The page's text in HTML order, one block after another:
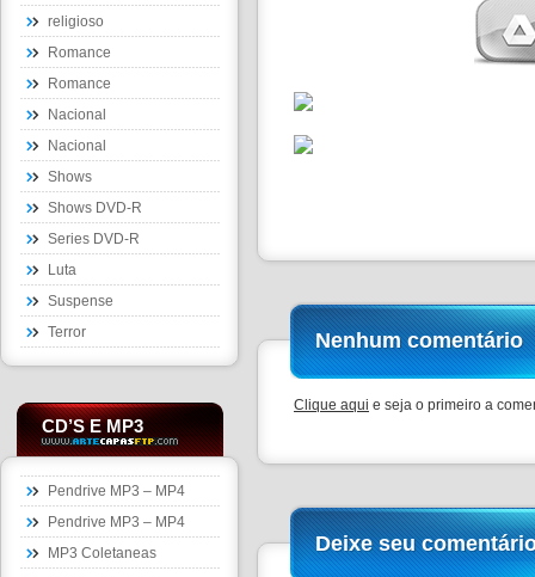
religioso
Romance
Romance
Nacional
Nacional
Shows
Shows DVD-R
Series DVD-R
Luta
Suspense
Terror
CD’S E MP3
Pendrive MP3 – MP4
Pendrive MP3 – MP4
MP3 Coletaneas
Nenhum comentário
Clique aqui e seja o primeiro a
Deixe seu